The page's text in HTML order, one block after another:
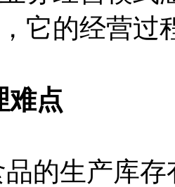
它的经营过
难点
品的生产库